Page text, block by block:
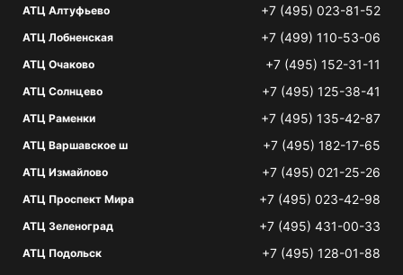
АТЦ Алтуфьево +7 (495) 023-81-52
АТЦ Лобненская +7 (499) 110-53-06
АТЦ Очаково +7 (495) 152-31-11
АТЦ Солнцево +7 (495) 125-38-41
АТЦ Раменки +7 (495) 135-42-87
АТЦ Варшавское ш +7 (495) 182-17-65
АТЦ Измайлово +7 (495) 021-25-26
АТЦ Проспект Мира +7 (495) 023-42-98
АТЦ Зеленоград +7 (495) 431-00-33
АТЦ Подольск +7 (495) 128-01-88